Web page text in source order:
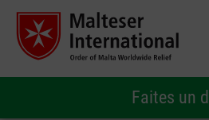
Faites un